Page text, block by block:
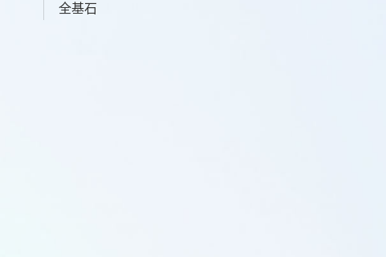
全基石